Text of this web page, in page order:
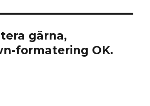
gärna,
formatering OK.